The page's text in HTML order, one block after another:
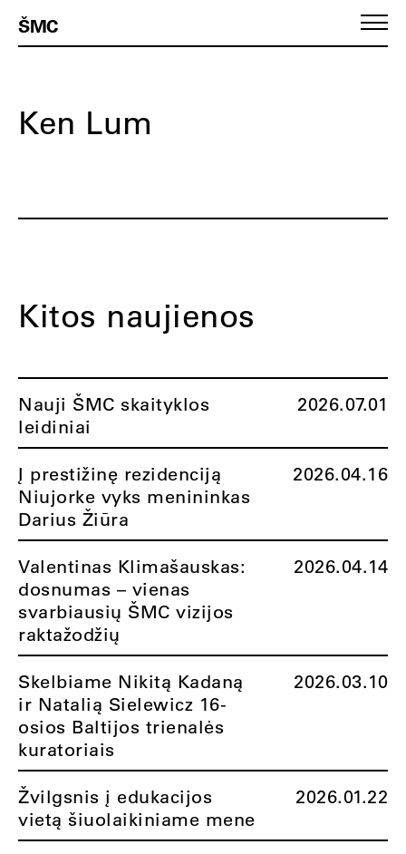
ŠMC
Ken Lum
Kitos naujienos
Nauji ŠMC skaityklos
leidiniai
2026.07.01
Į prestižinę rezidenciją
Niujorke vyks menininkas
Darius Žiūra
2026.04.16
Valentinas Klimašauskas:
dosnumas – vienas
svarbiausių ŠMC vizijos
raktažodžių
2026.04.14
Skelbiame Nikitą Kadaną
ir Natalią Sielewicz 16-
osios Baltijos trienalės
kuratoriais
2026.03.10
Žvilgsnis į edukacijos
vietą šiuolaikiniame mene
2026.01.22